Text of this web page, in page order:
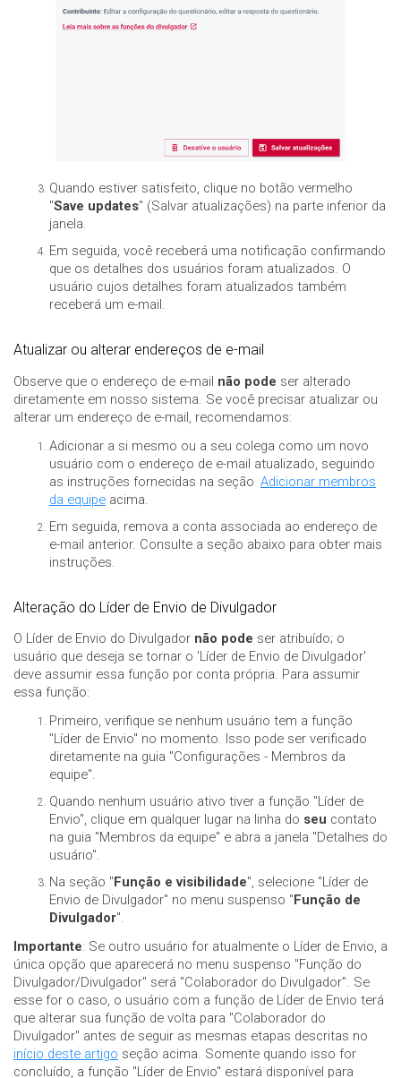
Quando estiver satisfeito, clique no botão vermelho
"Save updates" (Salvar atualizações) na parte inferior da
janela.
Em seguida, você receberá uma notificação confirmando
que os detalhes dos usuários foram atualizados. O
usuário cujos detalhes foram atualizados também
receberá um e-mail.
Atualizar ou alterar endereços de e-mail
Observe que o endereço de e-mail não pode ser alterado
diretamente em nosso sistema. Se você precisar atualizar ou
alterar um endereço de e-mail, recomendamos:
Adicionar a si mesmo ou a seu colega como um novo
usuário com o endereço de e-mail atualizado, seguindo
as instruções fornecidas na seção Adicionar membros
da equipe acima.
Em seguida, remova a conta associada ao endereço de
e-mail anterior. Consulte a seção abaixo para obter mais
instruções.
Alteração do Líder de Envio de Divulgador
O Líder de Envio do Divulgador não pode ser atribuído; o
usuário que deseja se tornar o 'Líder de Envio de Divulgador'
deve assumir essa função por conta própria. Para assumir
essa função:
Primeiro, verifique se nenhum usuário tem a função
"Líder de Envio" no momento. Isso pode ser verificado
diretamente na guia "Configurações - Membros da
equipe".
Quando nenhum usuário ativo tiver a função "Líder de
Envio", clique em qualquer lugar na linha do seu contato
na guia "Membros da equipe" e abra a janela "Detalhes do
usuário".
Na seção " Função e visibilidade", selecione "Líder de
Envio de Divulgador" no menu suspenso " Função de
Divulgador".
Importante: Se outro usuário for atualmente o Líder de Envio, a
única opção que aparecerá no menu suspenso "Função do
Divulgador/Divulgador" será "Colaborador do Divulgador". Se
esse for o caso, o usuário com a função de Líder de Envio terá
que alterar sua função de volta para "Colaborador do
Divulgador" antes de seguir as mesmas etapas descritas no
início deste artigo seção acima. Somente quando isso for
concluído, a função "Líder de Envio" estará disponível para